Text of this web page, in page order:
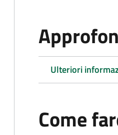
Ulteriori
Come